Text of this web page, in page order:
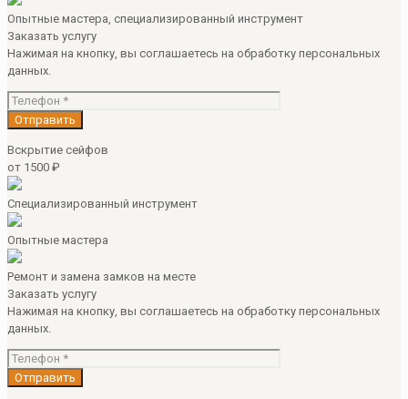
Опытные мастера, специализированный инструмент
Заказать услугу
Нажимая на кнопку, вы соглашаетесь на обработку персональных
данных.
Вскрытие сейфов
от 1500 ₽
Специализированный инструмент
Опытные мастера
Ремонт и замена замков на месте
Заказать услугу
Нажимая на кнопку, вы соглашаетесь на обработку персональных
данных.